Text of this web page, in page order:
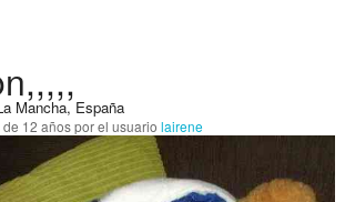
Mancha, España
12 añospor el usuario lairene